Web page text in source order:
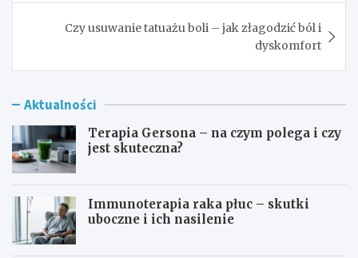
Czy usuwanie tatuażu boli – jak złagodzić ból i
dyskomfort
Aktualności
Terapia Gersona – na czym polega i czy
jest skuteczna?
Immunoterapia raka płuc – skutki
uboczne i ich nasilenie